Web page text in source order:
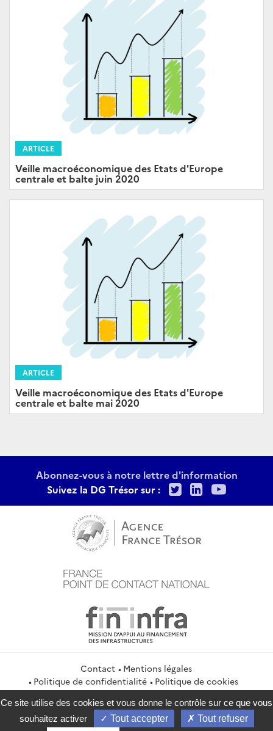
ARTICLE
Veille macroéconomique des Etats d'Europe
centrale et balte juin 2020
ARTICLE
Veille macroéconomique des Etats d'Europe
centrale et balte mai 2020
Abonnez-vous à notre lettre d'information
Suivez la DG Trésor sur :
TwitterLinkedIn
Contact
Mentions légales
Politique de confidentialité
Politique de cookies
Gestion des cookies
Flux RSS
service-public.gouv.fr
legifrance.gouv.fr
info.gouv.fr
Ce site utilise des cookies et vous donne le contrôle sur ce que vous
souhaitez activer
Tout accepter Tout refuser